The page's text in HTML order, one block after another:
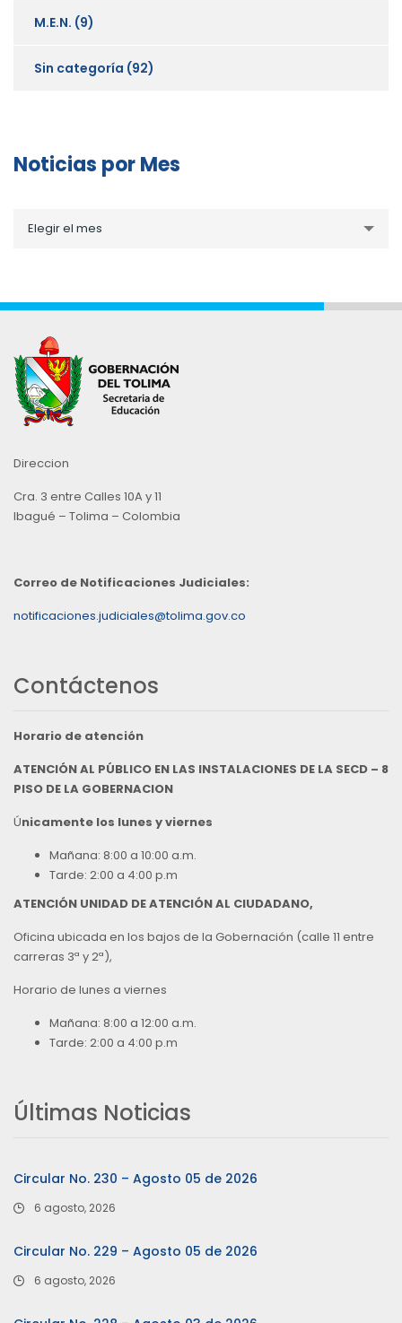
M.E.N. (9)
Sin categoría (92)
Noticias por Mes
porElegir el mes
Direccion
Cra. 3 entre Calles 10A y 11
Ibagué – Tolima – Colombia
Correo de Notificaciones Judiciales:
notificaciones.judiciales@tolima.gov.co
Contáctenos
Horario de atención
ATENCIÓN AL PÚBLICO EN LAS INSTALACIONES DE LA SECD – 8
PISO DE LA GOBERNACION
Únicamente los lunes y viernes
Mañana: 8:00 a 10:00 a.m.
Tarde: 2:00 a 4:00 p.m
ATENCIÓN UNIDAD DE ATENCIÓN AL CIUDADANO,
Oficina ubicada en los bajos de la Gobernación (calle 11 entre
carreras 3ª y 2ª),
Horario de lunes a viernes
Mañana: 8:00 a 12:00 a.m.
Tarde: 2:00 a 4:00 p.m
Últimas Noticias
Circular No. 230 – Agosto 05 de 2026
6 agosto, 2026
Circular No. 229 – Agosto 05 de 2026
6 agosto, 2026